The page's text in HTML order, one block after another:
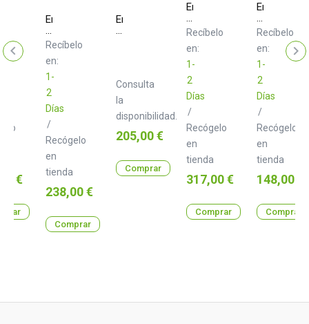
€
Erica
Synths
Bass
Drum
Recíbelo
en:
1-
2
Días
/
Recógelo
en
tienda
Precio
238,00 €
Comprar
Erica
Synths
Consulta
la
disponibilidad.
Precio
205,00 €
Comprar
Erica
Synths
Toms
Recíbelo
en:
1-
2
Días
/
Recógelo
en
tienda
Precio
317,00 €
Comprar
Erica
Synths
Clap
Recíbelo
en:
1-
2
Días
/
Recógelo
en
tienda
Precio
148,00 €
Comprar